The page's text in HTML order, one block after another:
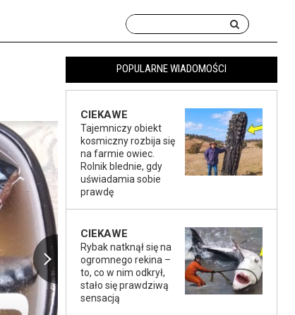
POPULARNE WIADOMOŚCI
CIEKAWE
Tajemniczy obiekt
kosmiczny rozbija się
na farmie owiec.
Rolnik blednie, gdy
uświadamia sobie
prawdę
CIEKAWE
Rybak natknął się na
ogromnego rekina –
to, co w nim odkrył,
stało się prawdziwą
sensacją